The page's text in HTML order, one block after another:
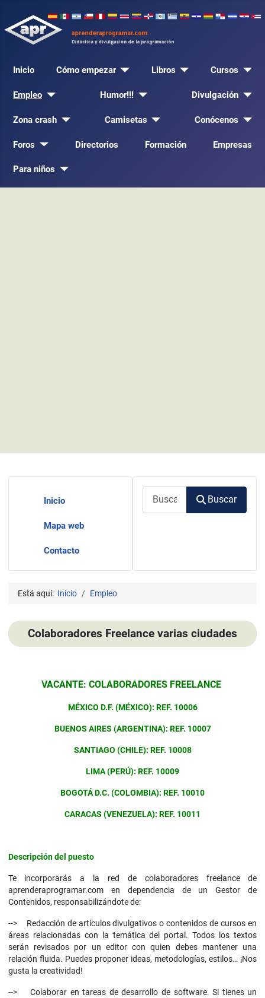
Inicio Cómo empezar Libros Cursos
Empleo Humor!!! Divulgación
Zona crash Camisetas Conócenos
Foros Directorios Formación Empresas
Para niños
Inicio
Mapa web
Contacto
Buscar
Está aquí: Inicio Empleo
Colaboradores Freelance varias ciudades
VACANTE: COLABORADORES FREELANCE
MÉXICO D.F. (MÉXICO): REF. 10006
BUENOS AIRES (ARGENTINA): REF. 10007
SANTIAGO (CHILE): REF. 10008
LIMA (PERÚ): REF. 10009
BOGOTÁ D.C. (COLOMBIA): REF. 10010
CARACAS (VENEZUELA): REF. 10011
Descripción del puesto
Te incorporarás a la red de colaboradores freelance de
aprenderaprogramar.com en dependencia de un Gestor de
Contenidos, responsabilizándote de:
--> Redacción de artículos divulgativos o contenidos de cursos en
áreas relacionadas con la temática del portal. Todos los textos
serán revisados por un editor con quien debes mantener una
relación fluida. Puedes proponer ideas, metodologías, estilos… ¡Nos
gusta la creatividad!
--> Colaborar en tareas de desarrollo de software. Si tienes un